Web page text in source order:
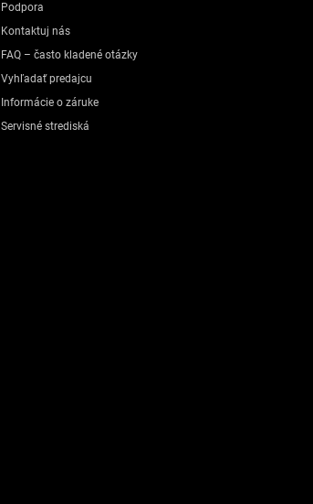
Podpora
Kontaktuj nás
FAQ – často kladené otázky
Vyhľadať predajcu
Informácie o záruke
Servisné strediská